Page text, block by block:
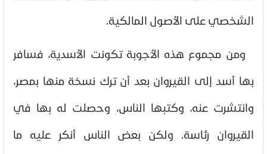
الشخصي على الأصول المالكية
ومن مجموع هذه الأجوبة تكونت الأسدية، فسافر
بها أسد إلى القيروان بعد أن ترك نسخة منها بمصر،
وانتشرت عنه، وكتبها الناس، وحصلت له بها في
القيروان رئاسة. ولكن بعض الناس أنكر عليه ما